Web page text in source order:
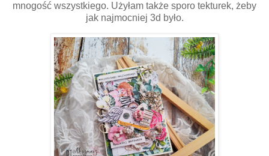
mnogość wszystkiego. Użyłam także sporo tekturek, żeby
jak najmocniej 3d było.